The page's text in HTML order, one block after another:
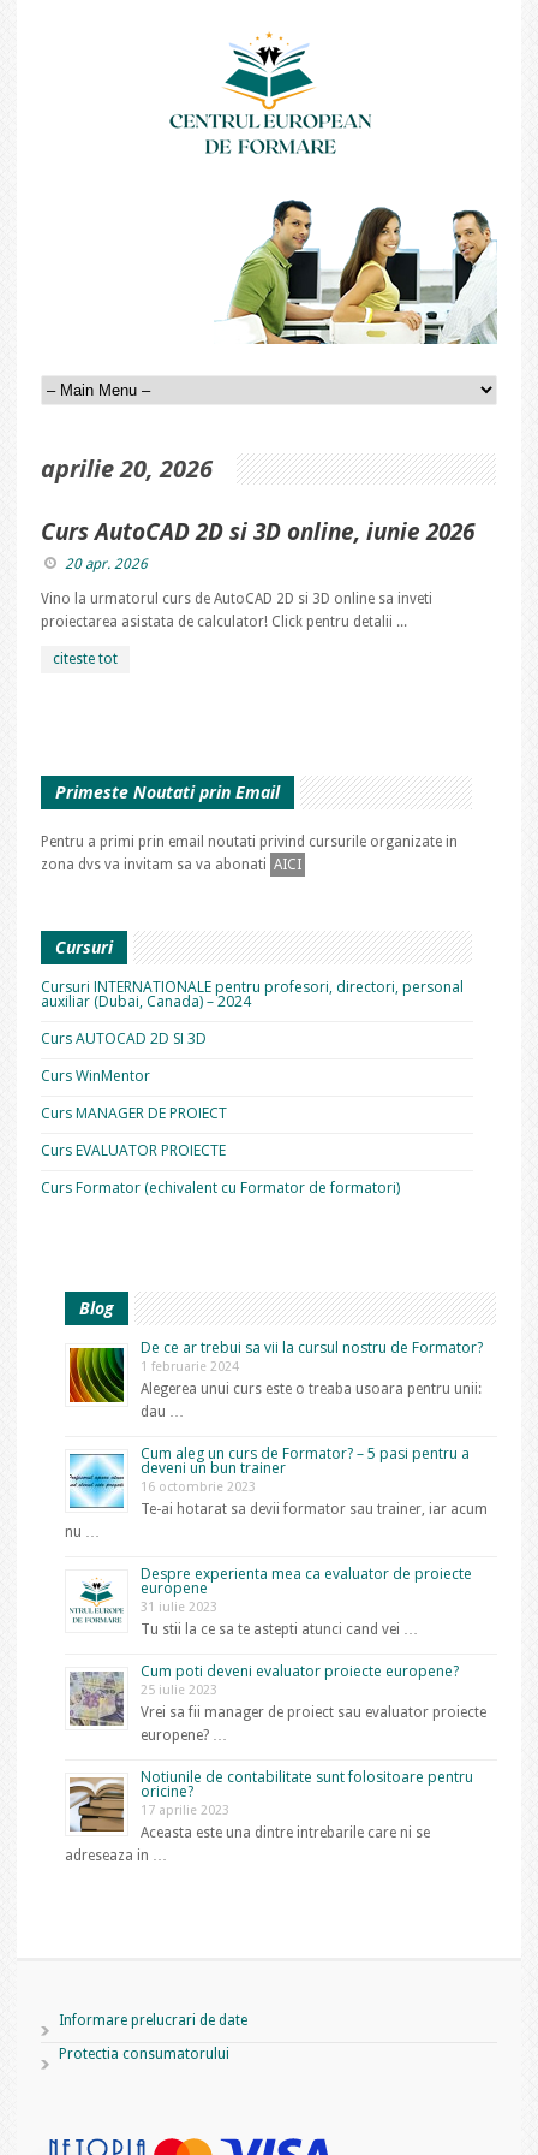
aprilie 20, 2026
Curs AutoCAD 2D si 3D online, iunie 2026
20 apr. 2026
Vino la urmatorul curs de AutoCAD 2D si 3D online sa inveti
proiectarea asistata de calculator! Click pentru detalii ...
citeste tot
Primeste Noutati prin Email
Pentru a primi prin email noutati privind cursurile organizate in
zona dvs va invitam sa va abonati AICI
Cursuri
Cursuri INTERNATIONALE pentru profesori, directori, personal
auxiliar (Dubai, Canada) – 2024
Curs AUTOCAD 2D SI 3D
Curs WinMentor
Curs MANAGER DE PROIECT
Curs EVALUATOR PROIECTE
Curs Formator (echivalent cu Formator de formatori)
Blog
De ce ar trebui sa vii la cursul nostru de Formator?
1 februarie 2024
Alegerea unui curs este o treaba usoara pentru unii:
dau …
Cum aleg un curs de Formator? – 5 pasi pentru a
deveni un bun trainer
16 octombrie 2023
Te-ai hotarat sa devii formator sau trainer, iar acum
nu …
Despre experienta mea ca evaluator de proiecte
europene
31 iulie 2023
Tu stii la ce sa te astepti atunci cand vei …
Cum poti deveni evaluator proiecte europene?
25 iulie 2023
Vrei sa fii manager de proiect sau evaluator proiecte
europene? …
Notiunile de contabilitate sunt folositoare pentru
oricine?
17 aprilie 2023
Aceasta este una dintre intrebarile care ni se
adreseaza in …
Informare prelucrari de date
Protectia consumatorului